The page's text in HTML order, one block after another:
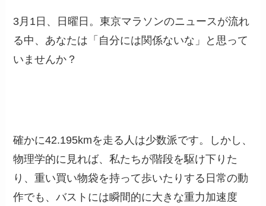
3月1日、日曜日。東京マラソンのニュースが流れ
る中、あなたは「自分には関係ないな」と思って
いませんか？
確かに42.195kmを走る人は少数派です。しかし、
物理学的に見れば、私たちが階段を駆け下りた
り、重い買い物袋を持って歩いたりする日常の動
作でも、バストには瞬間的に大きな重力加速度